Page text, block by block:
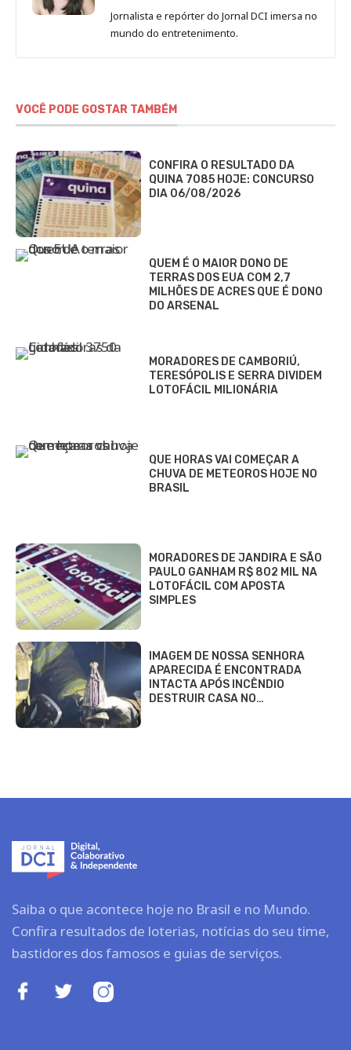
de
Sara
Jornalista e repórter do Jornal DCI imersa no
mundo do entretenimento.
VOCÊ PODE GOSTAR TAMBÉM
CONFIRA O RESULTADO DA
QUINA 7085 HOJE: CONCURSO
DIA 06/08/2026
QUEM É O MAIOR DONO DE
TERRAS DOS EUA COM 2,7
MILHÕES DE ACRES QUE É DONO
DO ARSENAL
MORADORES DE CAMBORIÚ,
TERESÓPOLIS E SERRA DIVIDEM
LOTOFÁCIL MILIONÁRIA
QUE HORAS VAI COMEÇAR A
CHUVA DE METEOROS HOJE NO
BRASIL
MORADORES DE JANDIRA E SÃO
PAULO GANHAM R$ 802 MIL NA
LOTOFÁCIL COM APOSTA
SIMPLES
IMAGEM DE NOSSA SENHORA
APARECIDA É ENCONTRADA
INTACTA APÓS INCÊNDIO
DESTRUIR CASA NO…
Saiba o que acontece hoje no Brasil e no Mundo.
Confira resultados de loterias, notícias do seu time,
bastidores dos famosos e guias de serviços.